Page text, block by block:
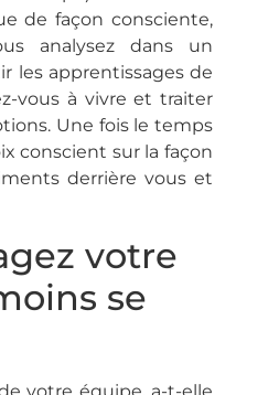
de façon consciente,
analysez dans un
les apprentissages de
vous à vivre et traiter
Une fois le temps
conscient sur la façon
derrière vous et
votre
se
votre équipe, a-t-elle